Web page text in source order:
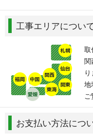
工事エリアについ
取
関
地
ご
お支払い方法につ